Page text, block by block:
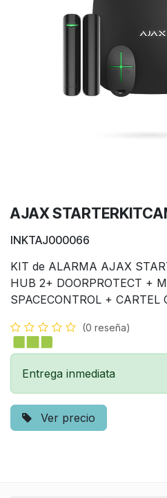
AJAX
INKTAJ000066
KIT de ALARMA AJAX
HUB 2+ DOORPROTECT +
SPACECONTROL + CARTEL
(0 reseña)
Entrega inmediata
Ver precio